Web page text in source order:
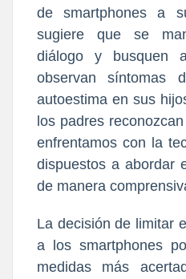
de smartphones a
sugiere que se
diálogo y busquen
observan síntomas
autoestima en sus
los padres
enfrentamos con la
dispuestos a abordar
de manera
La decisión de limitar
a los smartphones
medidas más